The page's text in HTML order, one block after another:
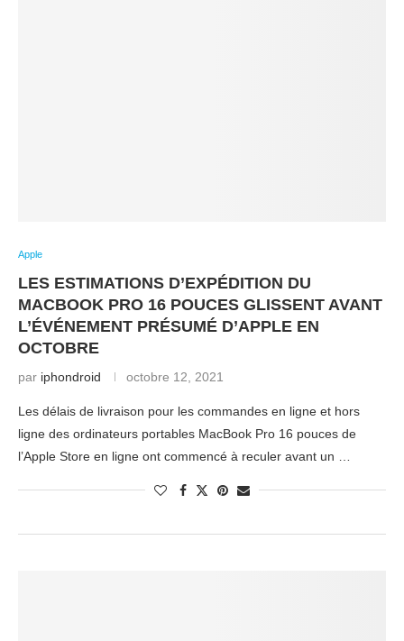
Apple
LES ESTIMATIONS D’EXPÉDITION DU
MACBOOK PRO 16 POUCES GLISSENT AVANT
L’ÉVÉNEMENT PRÉSUMÉ D’APPLE EN
OCTOBRE
par iphondroid octobre 12, 2021
Les délais de livraison pour les commandes en ligne et hors
ligne des ordinateurs portables MacBook Pro 16 pouces de
l’Apple Store en ligne ont commencé à reculer avant un …